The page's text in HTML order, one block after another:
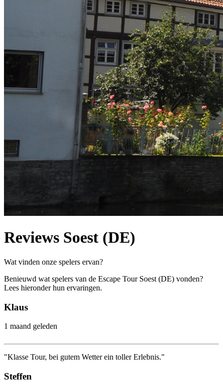
Reviews Soest (DE)
Wat vinden onze spelers ervan?
Benieuwd wat spelers van de Escape Tour Soest (DE) vonden?
Lees hieronder hun ervaringen.
Klaus
1 maand geleden
"Klasse Tour, bei gutem Wetter ein toller Erlebnis."
Steffen